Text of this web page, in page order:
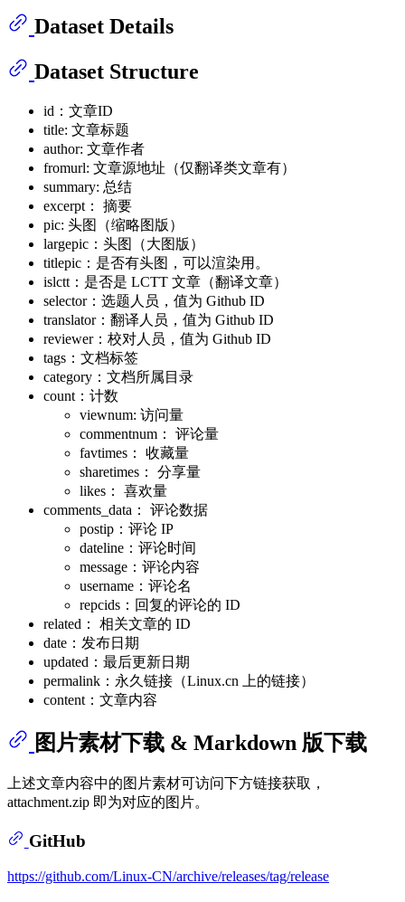
Dataset Details
Dataset Structure
id：文章ID
title: 文章标题
author: 文章作者
fromurl: 文章源地址（仅翻译类文章有）
summary: 总结
excerpt： 摘要
pic: 头图（缩略图版）
largepic：头图（大图版）
titlepic：是否有头图，可以渲染用。
islctt：是否是 LCTT 文章（翻译文章）
selector：选题人员，值为 Github ID
translator：翻译人员，值为 Github ID
reviewer：校对人员，值为 Github ID
tags：文档标签
category：文档所属目录
count：计数
viewnum: 访问量
commentnum： 评论量
favtimes： 收藏量
sharetimes： 分享量
likes： 喜欢量
comments_data： 评论数据
postip：评论 IP
dateline：评论时间
message：评论内容
username：评论名
repcids：回复的评论的 ID
related： 相关文章的 ID
date：发布日期
updated：最后更新日期
permalink：永久链接（Linux.cn 上的链接）
content：文章内容
图片素材下载 & Markdown 版下载
上述文章内容中的图片素材可访问下方链接获取，
attachment.zip 即为对应的图片。
GitHub
https://github.com/Linux-CN/archive/releases/tag/release